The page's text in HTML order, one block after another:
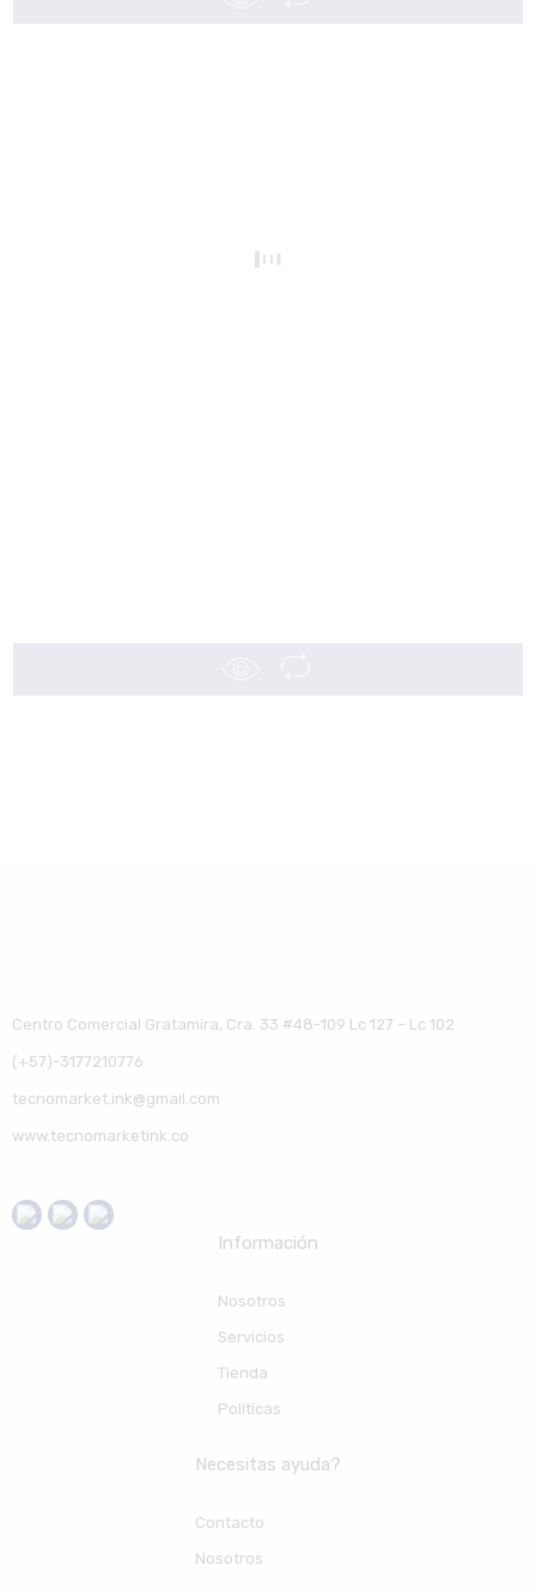
Centro Comercial Gratamira, Cra. 33 #48-109 Lc 127 – Lc 102
(+57)-3177210776
tecnomarket.ink@gmail.com
www.tecnomarketink.co
Información
Nosotros
Servicios
Tienda
Políticas
Necesitas ayuda?
Contacto
Nosotros